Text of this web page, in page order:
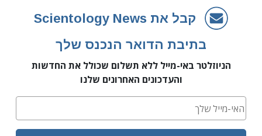
קבל את Scientology News
בתיבת הדואר הנכנס שלך
הניוזלטר באי-מייל ללא תשלום שכולל את החדשות
והעדכונים האחרונים שלנו